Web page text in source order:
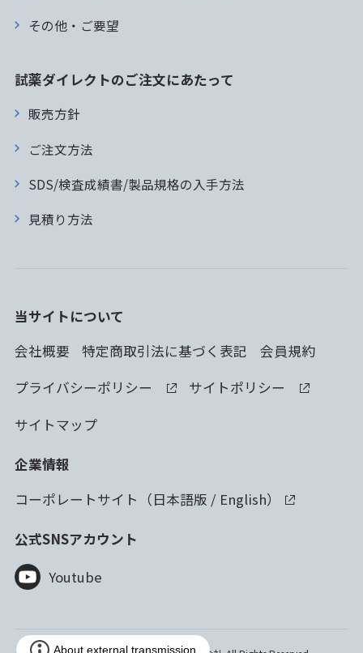
その他・ご要望
試薬ダイレクトのご注文にあたって
販売方針
ご注文方法
SDS/検査成績書/製品規格の入手方法
見積り方法
当サイトについて
会社概要
特定商取引法に基づく表記
会員規約
プライバシーポリシー
サイトポリシー
サイトマップ
企業情報
コーポレートサイト（日本語版 / English）
公式SNSアカウント
Youtube